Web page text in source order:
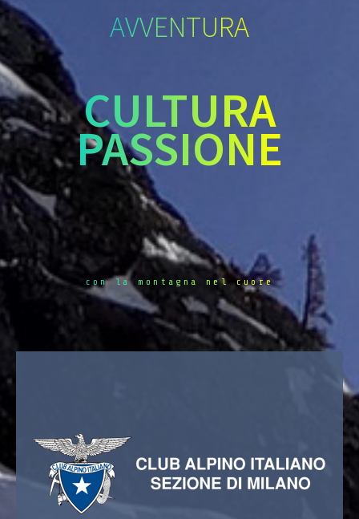
AVVENTURA
CULTURA
PASSIONE
con la montagna nel cuore